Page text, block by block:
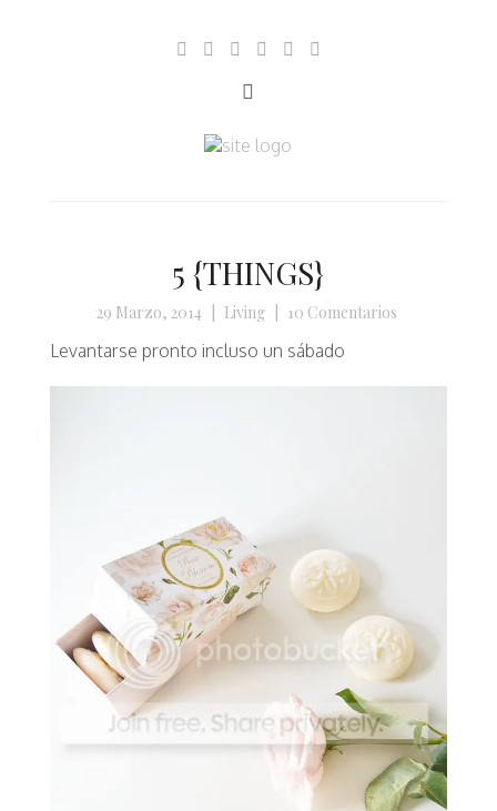
5 {THINGS}
29 Marzo, 2014 Living 10 Comentarios
Levantarse pronto incluso un sábado